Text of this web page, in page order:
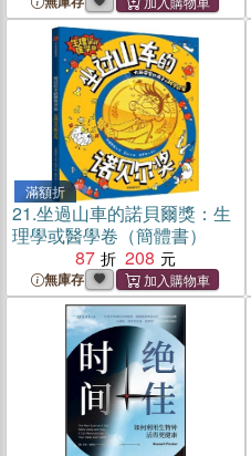
滿額折
21.坐過山車的諾貝爾獎：生
理學或醫學卷（簡體書）
87
208
無庫存